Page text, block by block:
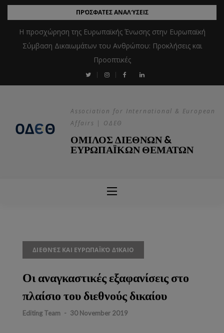
ΠΡΌΣΦΑΤΕΣ ΑΝΑΛΎΣΕΙΣ
Η προσχώρηση της Ευρωπαϊκής Ένωσης στην Ευρωπαϊκή
Σύμβαση Δικαιωμάτων του Ανθρώπου: Προκλήσεις και
Προοπτικές
Association for International & European
Affairs | ΟΔΕΘ
ΟΜΙΛΟΣ ΔΙΕΘΝΩΝ &
ΕΥΡΩΠΑΪΚΩΝ ΘΕΜΑΤΩΝ
ΔΙΕΘΝΈΣ ΚΑΙ ΕΥΡΩΠΑΪΚΌ ΔΊΚΑΙΟ
Οι αναγκαστικές εξαφανίσεις στο
πλαίσιο του διεθνούς δικαίου
Editing Team - 30 November 2019